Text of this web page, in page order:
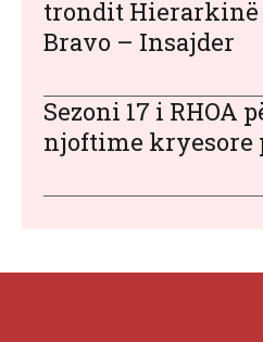
trondit Hierarkinë
Bravo – Insajder
Sezoni 17 i RHOA
njoftime kryesore